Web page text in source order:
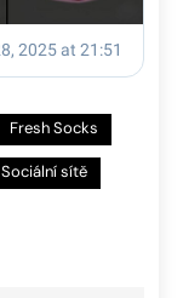
Fresh Socks
Sociální sítě